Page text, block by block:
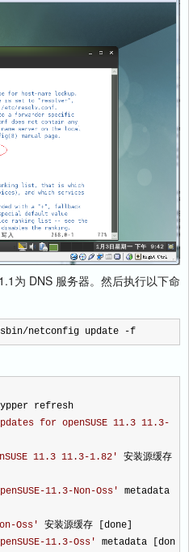
DNS 服务器。然后执行以下命
sbin/netconfig update -f
refresh
for openSUSE 11.3 11.3-
11.3 11.3-1.82 '
安装源缓存
11.3-Non-Oss '
metadata
Oss '
安装源缓存 [done]
11.3-Oss '
metadata [don